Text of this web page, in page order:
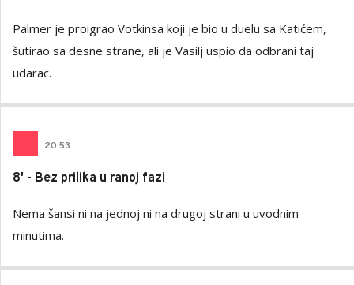
Palmer je proigrao Votkinsa koji je bio u duelu sa Katićem,
šutirao sa desne strane, ali je Vasilj uspio da odbrani taj
udarac.
20:53
8' - Bez prilika u ranoj fazi
Nema šansi ni na jednoj ni na drugoj strani u uvodnim
minutima.